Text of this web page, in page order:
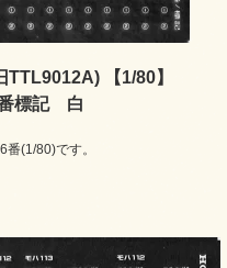
【1/80】
標記 白
番(1/80)です。